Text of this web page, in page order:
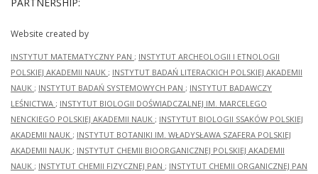
Website created by
INSTYTUT MATEMATYCZNY PAN ; INSTYTUT ARCHEOLOGII I ETNOLOGII
POLSKIEJ AKADEMII NAUK ; INSTYTUT BADAŃ LITERACKICH POLSKIEJ AKADEMII
NAUK ; INSTYTUT BADAŃ SYSTEMOWYCH PAN ; INSTYTUT BADAWCZY
LEŚNICTWA ; INSTYTUT BIOLOGII DOŚWIADCZALNEJ IM. MARCELEGO
NENCKIEGO POLSKIEJ AKADEMII NAUK ; INSTYTUT BIOLOGII SSAKÓW POLSKIEJ
AKADEMII NAUK ; INSTYTUT BOTANIKI IM. WŁADYSŁAWA SZAFERA POLSKIEJ
AKADEMII NAUK ; INSTYTUT CHEMII BIOORGANICZNEJ POLSKIEJ AKADEMII
NAUK ; INSTYTUT CHEMII FIZYCZNEJ PAN ; INSTYTUT CHEMII ORGANICZNEJ PAN